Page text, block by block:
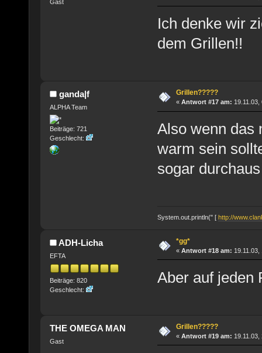
Gast
Ich denke wir
dem Grillen!!
ganda|f
ALPHA Team
Beiträge: 721
Geschlecht:
Grillen?????
« Antwort #17 am: 19.11.03,
Also wenn das
warm sein
sogar
System.out.println(" [ http://
ADH-Licha
EFTA
Beiträge: 820
Geschlecht:
*gg*
« Antwort #18 am: 19.11.03,
Aber auf
THE OMEGA MAN
Gast
Grillen?????
« Antwort #19 am: 19.11.03,